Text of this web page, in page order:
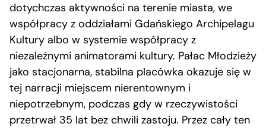
dotychczas aktywności na terenie miasta, we
współpracy z oddziałami Gdańskiego Archipelagu
Kultury albo w systemie współpracy z
niezależnymi animatorami kultury. Pałac Młodzieży
jako stacjonarna, stabilna placówka okazuje się w
tej narracji miejscem nierentownym i
niepotrzebnym, podczas gdy w rzeczywistości
przetrwał 35 lat bez chwili zastoju. Przez cały ten